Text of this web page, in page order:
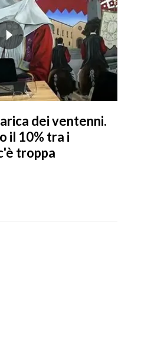
dei ventenni.
il 10% tra i
troppa